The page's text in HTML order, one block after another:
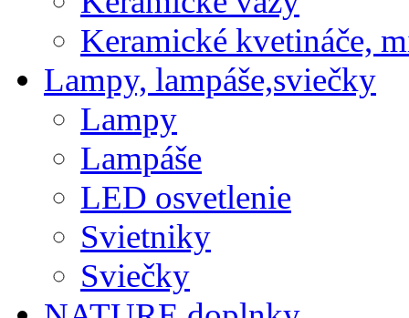
Keramické kvetináče,
Lampy, lampáše,sviečky
Lampy
Lampáše
LED osvetlenie
Svietniky
Sviečky